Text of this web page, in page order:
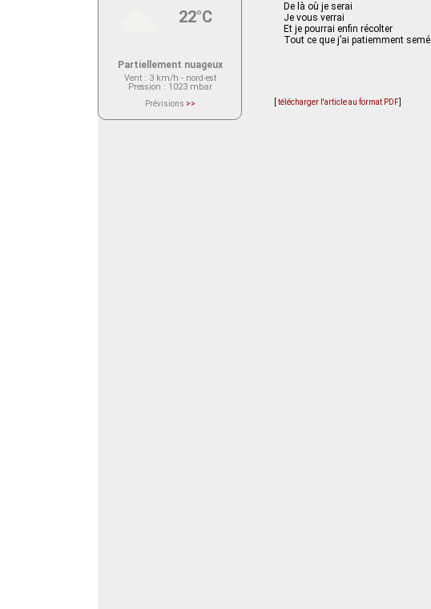
De là où je serai
Je vous verrai
Et je pourrai enfin récolter
Tout ce que j’ai patiemment semé
télécharger l'article au format PDF
22°C
Partiellement nuageux
Vent: 3 km/h - nord-est
Pression : 1023 mbar
Prévisions >>
actuellement aucune prévision